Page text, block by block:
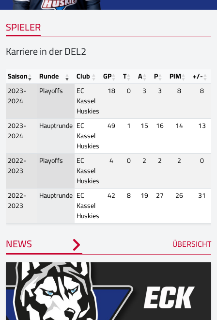
SPIELER
Karriere in der DEL2
Saison Runde Club GP T A P PIM +/-
2023-
2024
Playoffs
EC
Kassel
Huskies
18 0 3 3 8 8
2023-
2024
Hauptrunde EC
Kassel
Huskies
49 1 15 16 14 13
2022-
2023
Playoffs
EC
Kassel
Huskies
4 0 2 2 2 0
2022-
2023
Hauptrunde EC
Kassel
Huskies
42 8 19 27 26 31
NEWS ÜBERSICHT